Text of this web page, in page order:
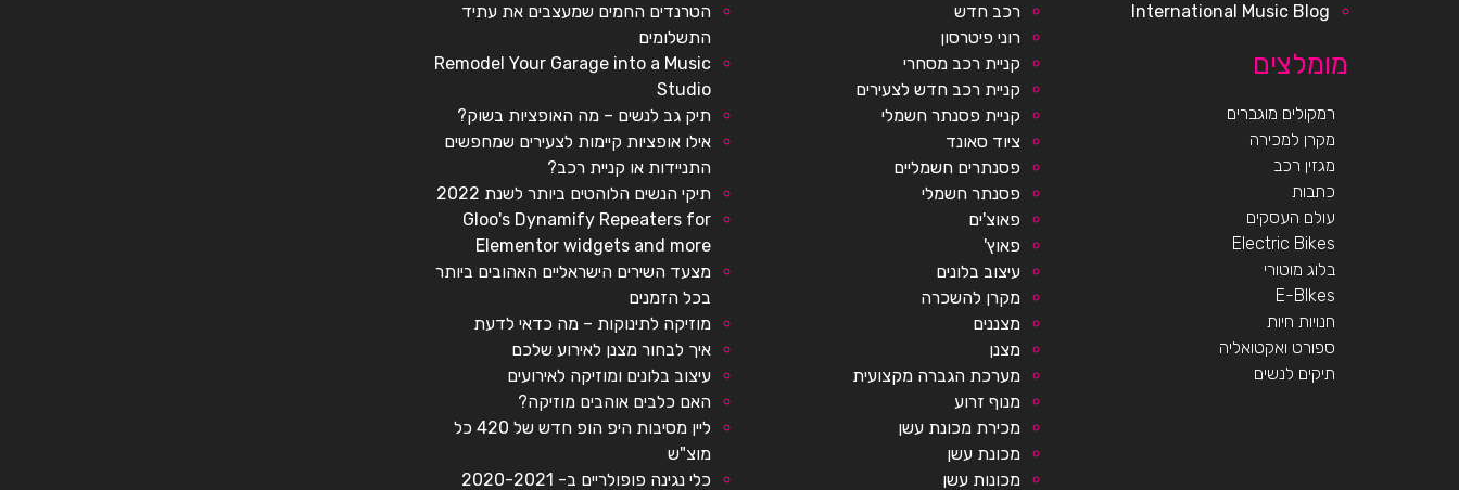
International Music Blog
מומלצים
רמקולים מוגברים
מקרן למכירה
מגזין רכב
כתבות
עולם העסקים
Electric Bikes
בלוג מוטורי
E-BIkes
חנויות חיות
ספורט ואקטואליה
תיקים לנשים
רכב חדש
רוני פיטרסון
קניית רכב מסחרי
קניית רכב חדש לצעירים
קניית פסנתר חשמלי
ציוד סאונד
פסנתרים חשמליים
פסנתר חשמלי
פאוצ'ים
פאוץ'
עיצוב בלונים
מקרן להשכרה
מצננים
מצנן
מערכת הגברה מקצועית
מנוף זרוע
מכירת מכונת עשן
מכונת עשן
מכונות עשן
הטרנדים החמים שמעצבים את עתיד
התשלומים
Remodel Your Garage into a Music
Studio
תיק גב לנשים – מה האופציות בשוק?
אילו אופציות קיימות לצעירים שמחפשים
התניידות או קניית רכב?
תיקי הנשים הלוהטים ביותר לשנת 2022
Gloo's Dynamify Repeaters for
Elementor widgets and more
מצעד השירים הישראליים האהובים ביותר
בכל הזמנים
מוזיקה לתינוקות – מה כדאי לדעת
איך לבחור מצנן לאירוע שלכם
עיצוב בלונים ומוזיקה לאירועים
האם כלבים אוהבים מוזיקה?
ליין מסיבות היפ הופ חדש של 420 כל
מוצ"ש
כלי נגינה פופולריים ב- 2020-2021